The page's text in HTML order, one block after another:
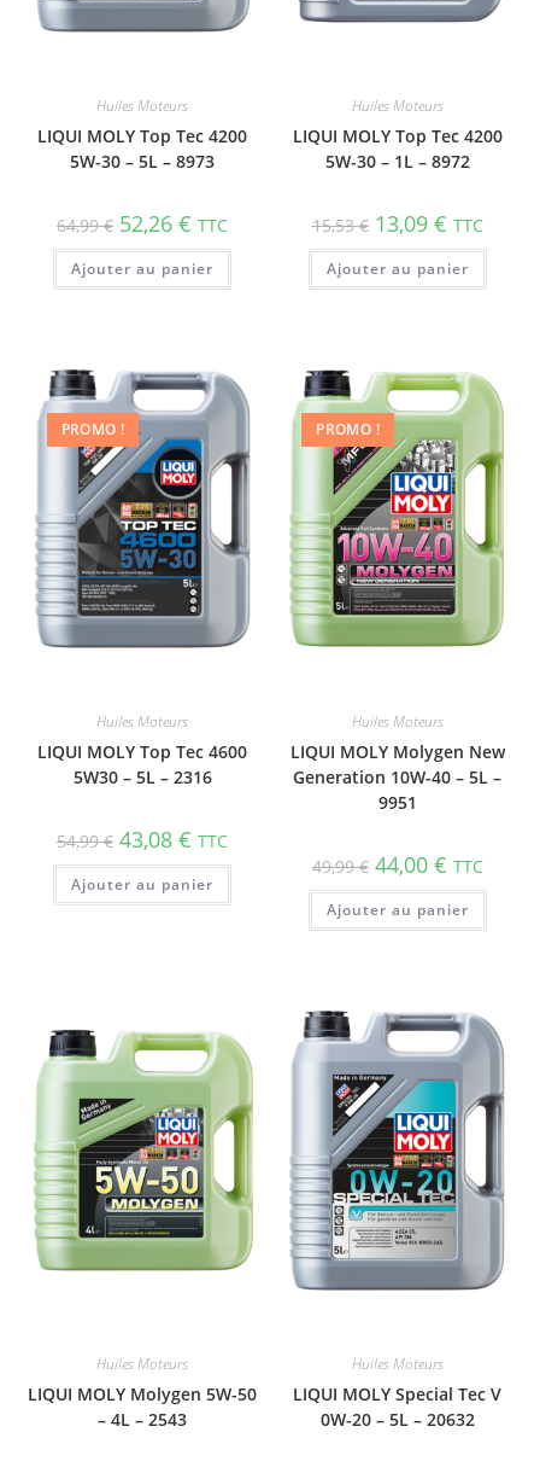
Huiles Moteurs
LIQUI MOLY Top Tec 4200
5W-30 – 5L – 8973
64,99€ 52,26€ TTC
Ajouter au panier
Huiles Moteurs
LIQUI MOLY Top Tec 4200
5W-30 – 1L – 8972
15,53€ 13,09 € TTC
Ajouter au panier
PROMO !
Huiles Moteurs
LIQUI MOLY Top Tec 4600
5W30 – 5L – 2316
54,99€ 43,08€ TTC
Ajouter au panier
PROMO !
Huiles Moteurs
LIQUI MOLY Molygen New
Gene­ra­tion 10W-40 – 5L –
9951
49,99€ 44,00 € TTC
Ajouter au panier
Huiles Moteurs
LIQUI MOLY Molygen 5W-50
– 4L – 2543
Huiles Moteurs
LIQUI MOLY Special Tec V
0W-20 – 5L – 20632